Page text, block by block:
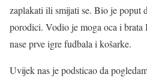
zaplakati ili smijati se. Bio je poput
porodici. Vodio je moga oca i brata
nase prve igre fudbala i košarke.
Uvijek nas je podsticao da